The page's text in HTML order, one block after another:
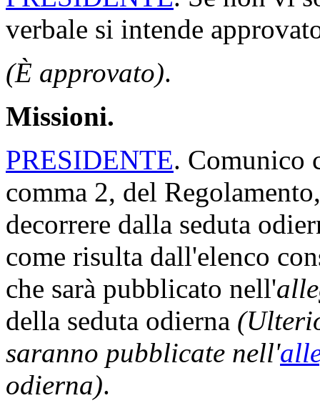
verbale della seduta del
PRESIDENTE
verbale si intende
(È approvato)
Missioni.
PRESIDENTE . Comunico
comma 2, del
decorrere dalla seduta
come risulta dall'elenco
che sarà pubblicato nell'
della seduta odierna